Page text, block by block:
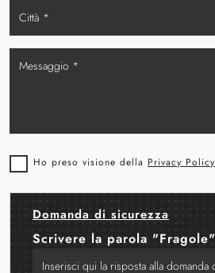
Ho preso visione della Privacy Policy
Domanda di sicurezza
Scrivere la parola